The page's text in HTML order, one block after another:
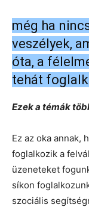
még ha
veszélyek,
óta, a
tehát
Ezek a témák
Ez az oka annak,
foglalkozik a
üzeneteket
síkon
szociális